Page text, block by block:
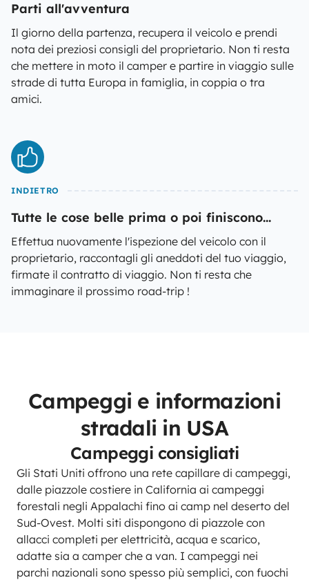
Parti all'avventura
Il giorno della partenza, recupera il veicolo e prendi
nota dei preziosi consigli del proprietario. Non ti resta
che mettere in moto il camper e partire in viaggio sulle
strade di tutta Europa in famiglia, in coppia o tra
amici.
INDIETRO
Tutte le cose belle prima o poi finiscono...
Effettua nuovamente l'ispezione del veicolo con il
proprietario, raccontagli gli aneddoti del tuo viaggio,
firmate il contratto di viaggio. Non ti resta che
immaginare il prossimo road-trip !
Campeggi e informazioni
stradali in USA
Campeggi consigliati
Gli Stati Uniti offrono una rete capillare di campeggi,
dalle piazzole costiere in California ai campeggi
forestali negli Appalachi fino ai camp nel deserto del
Sud-Ovest. Molti siti dispongono di piazzole con
allacci completi per elettricità, acqua e scarico,
adatte sia a camper che a van. I campeggi nei
parchi nazionali sono spesso più semplici, con fuochi